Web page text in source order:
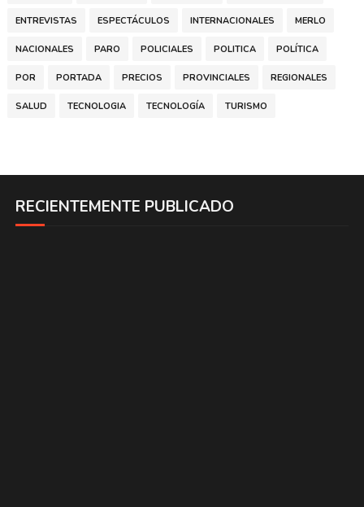
ENTREVISTAS ESPECTÁCULOS INTERNACIONALES MERLO
NACIONALES PARO POLICIALES POLITICA POLÍTICA
POR PORTADA PRECIOS PROVINCIALES REGIONALES
SALUD TECNOLOGIA TECNOLOGÍA TURISMO
RECIENTEMENTE PUBLICADO